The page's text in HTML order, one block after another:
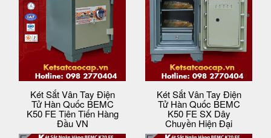
Két Sắt Vân Tay Điện
Tử Hàn Quốc BEMC
K50 FE Tiên Tiến Hàng
Đầu VN
Két Sắt Vân Tay Điện
Tử Hàn Quốc BEMC
K50 FE SX Dây
Chuyền Hiện Đại